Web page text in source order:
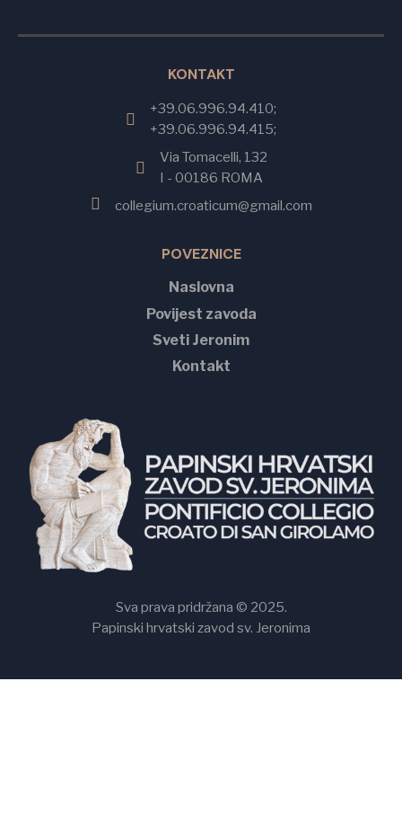
KONTAKT
+39.06.996.94.410;
+39.06.996.94.415;
Via Tomacelli, 132
I - 00186 ROMA
collegium.croaticum@gmail.com
POVEZNICE
Naslovna
Povijest zavoda
Sveti Jeronim
Kontakt
Sva prava pridržana © 2025.
Papinski hrvatski zavod sv. Jeronima